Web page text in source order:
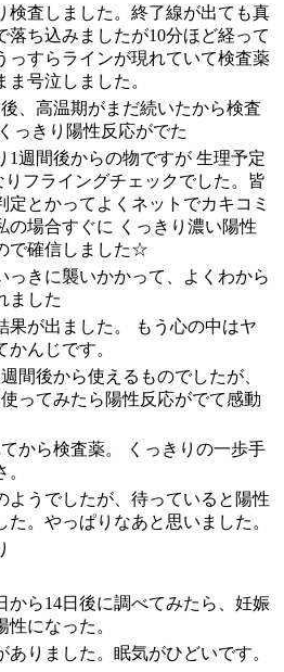
検査しました。終了線が出ても真
落ち込みましたが10分ほど経って
っすらラインが現れていて検査薬
ま号泣しました。
、高温期がまだ続いたから検査
っきり陽性反応がでた
1週間後からの物ですが 生理予定
りフライングチェックでした。皆
定とかってよくネットでカキコミ
の場合すぐに くっきり濃い陽性
で確信しました☆
っきに襲いかかって、よくわから
ました
果が出ました。 もう心の中はヤ
かんじです。
間後から使えるものでしたが、
ってみたら陽性反応がでて感動
から検査薬。 くっきりの一歩手
ようでしたが、待っていると陽性
た。やっぱりなあと思いました。
から14日後に調べてみたら、妊娠
になった。
ありました。眠気がひどいです。